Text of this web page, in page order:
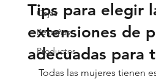
Cejas
Pestañas
Productos
Tips para elegir
extensiones de
adecuadas para
Todas las mujeres tienen